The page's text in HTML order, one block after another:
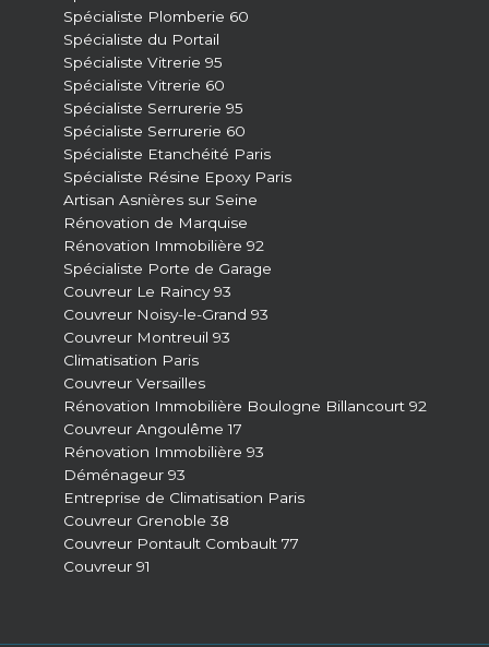
Spécialiste Plomberie 60
Spécialiste du Portail
Spécialiste Vitrerie 95
Spécialiste Vitrerie 60
Spécialiste Serrurerie 95
Spécialiste Serrurerie 60
Spécialiste Etanchéité Paris
Spécialiste Résine Epoxy Paris
Artisan Asnières sur Seine
Rénovation de Marquise
Rénovation Immobilière 92
Spécialiste Porte de Garage
Couvreur Le Raincy 93
Couvreur Noisy-le-Grand 93
Couvreur Montreuil 93
Climatisation Paris
Couvreur Versailles
Rénovation Immobilière Boulogne Billancourt 92
Couvreur Angoulême 17
Rénovation Immobilière 93
Déménageur 93
Entreprise de Climatisation Paris
Couvreur Grenoble 38
Couvreur Pontault Combault 77
Couvreur 91